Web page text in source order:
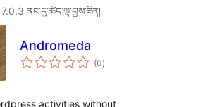
ནང་དུ་ཚོད་ལྟ་བྱས་ཟིན།
Andromeda
(0གདེང་
འཇོག་
)
activities without